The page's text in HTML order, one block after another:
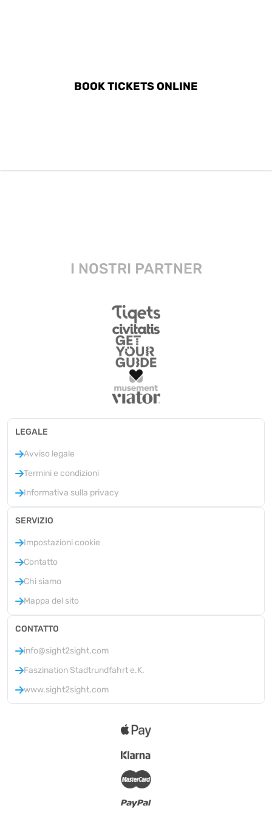
BOOK TICKETS ONLINE
I NOSTRI PARTNER
LEGALE
Avviso legale
Termini e condizioni
Informativa sulla privacy
SERVIZIO
Impostazioni cookie
Contatto
Chi siamo
Mappa del sito
CONTATTO
info@sight2sight.com
Faszination Stadtrundfahrt e.K.
www.sight2sight.com